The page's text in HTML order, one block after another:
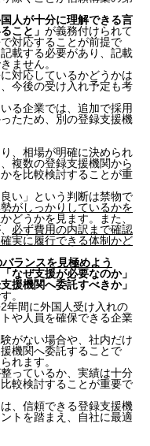
国人が十分に理解できる言
こと」 が義務付けられて
対応することが前提で
載する必要があり、記載
ません。
対応しているかどうかは
今後の受け入れ予定も考
る企業では、追加で採用
たため、別の登録支援機
、相場が明確に決められ
複数の登録支援機関から
を比較検討することが重
い」という判断は禁物で
がしっかりしているかを
どうかを見ます。また、
必ず費用の内訳まで確認
実に履行できる体制かど
ランスを見極めよう
「なぜ支援が必要なのか」
援機関へ委託すべきか」
。
年間に外国人受け入れの
や人員を確保できる企業
がない場合や、社内だけ
機関へ委託することで
れます。
っているか、実績は十分
較検討することが重要で
、信頼できる登録支援機
トを踏まえ、自社に最適